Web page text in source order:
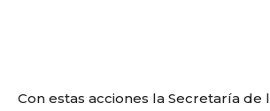
Con estas acciones la Secretaría de